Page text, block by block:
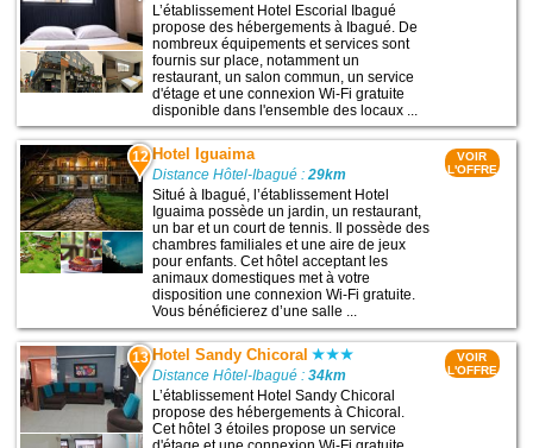
L’établissement Hotel Escorial Ibagué
propose des hébergements à Ibagué. De
nombreux équipements et services sont
fournis sur place, notamment un
restaurant, un salon commun, un service
d'étage et une connexion Wi-Fi gratuite
disponible dans l'ensemble des locaux ...
12 Hotel Iguaima
Distance Hôtel-Ibagué :29km
Situé à Ibagué, l’établissement Hotel
Iguaima possède un jardin, un restaurant,
un bar et un court de tennis. Il possède des
chambres familiales et une aire de jeux
pour enfants. Cet hôtel acceptant les
animaux domestiques met à votre
disposition une connexion Wi-Fi gratuite.
Vous bénéficierez d’une salle ...
VOIR
L'OFFRE
13 Hotel Sandy Chicoral
Distance Hôtel-Ibagué :34km
L’établissement Hotel Sandy Chicoral
propose des hébergements à Chicoral.
Cet hôtel 3 étoiles propose un service
VOIR
L'OFFRE